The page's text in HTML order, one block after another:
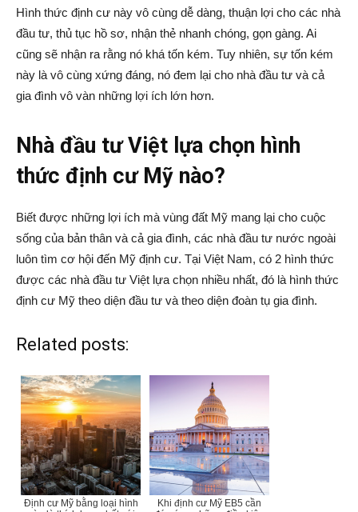
Hình thức định cư này vô cùng dễ dàng, thuận lợi cho các nhà
đầu tư, thủ tục hồ sơ, nhận thẻ nhanh chóng, gọn gàng. Ai
cũng sẽ nhận ra rằng nó khá tốn kém. Tuy nhiên, sự tốn kém
này là vô cùng xứng đáng, nó đem lại cho nhà đầu tư và cả
gia đình vô vàn những lợi ích lớn hơn.
Nhà đầu tư Việt lựa chọn hình
thức định cư Mỹ nào?
Biết được những lợi ích mà vùng đất Mỹ mang lại cho cuộc
sống của bản thân và cả gia đình, các nhà đầu tư nước ngoài
luôn tìm cơ hội đến Mỹ định cư. Tại Việt Nam, có 2 hình thức
được các nhà đầu tư Việt lựa chọn nhiều nhất, đó là hình thức
định cư Mỹ theo diện đầu tư và theo diện đoàn tụ gia đình.
Related posts:
Định cư Mỹ bằng loại hình
Khi định cư Mỹ EB5 cần